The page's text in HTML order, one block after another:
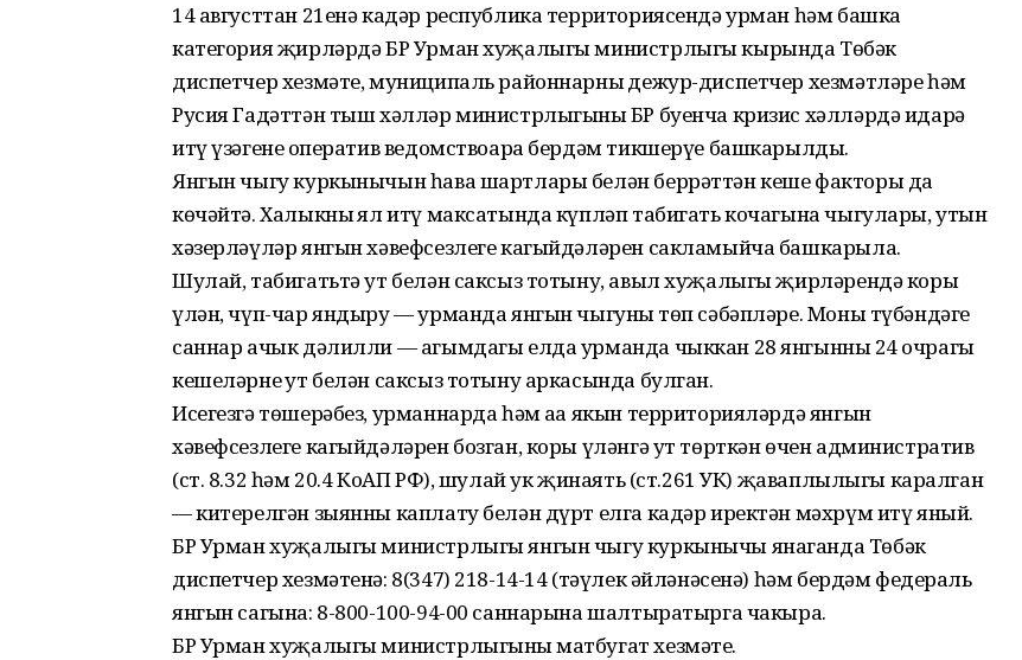
14 августтан 21енә кадәр республика территориясендә урман һәм башка
категория җирләрдә БР Урман хуҗалыгы министрлыгы кырында Төбәк
диспетчер хезмәте, муниципаль районнарның дежур-диспетчер хезмәтләре һәм
Русия Гадәттән тыш хәлләр министрлыгының БР буенча кризис хәлләрдә идарә
итү үзәгенең оператив ведомствоара бердәм тикшерүе башкарылды.
Янгын чыгу куркынычын һава шартлары белән беррәттән кеше факторы да
көчәйтә. Халыкның ял итү максатында күпләп табигать кочагына чыгулары, утын
хәзерләүләр янгын хәвефсезлеге кагыйдәләрен сакламыйча башкарыла.
Шулай, табигатьтә ут белән саксыз тотыну, авыл хуҗалыгы җирләрендә коры
үлән, чүп-чар яндыру — урманда янгын чыгуның төп сәбәпләре. Моны түбәндәге
саннар ачык дәлилли — агымдагы елда урманда чыккан 28 янгынның 24 очрагы
кешеләрнең ут белән саксыз тотыну аркасында булган.
Исегезгә төшерәбез, урманнарда һәм аңа якын территорияләрдә янгын
хәвефсезлеге кагыйдәләрен бозган, коры үләнгә ут төрткән өчен административ
(ст. 8.32 һәм 20.4 КоАП РФ), шулай ук җинаять (ст.261 УК) җаваплылыгы каралган
— китерелгән зыянны каплату белән дүрт елга кадәр иректән мәхрүм итү яный.
БР Урман хуҗалыгы министрлыгы янгын чыгу куркынычы янаганда Төбәк
диспетчер хезмәтенә: 8(347) 218-14-14 (тәүлек әйләнәсенә) һәм бердәм федераль
янгын сагына: 8-800-100-94-00 саннарына шалтыратырга чакыра.
БР Урман хуҗалыгы министрлыгының матбугат хезмәте.